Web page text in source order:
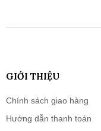
GIỚI THIỆU
Chính sách giao hàng
Hướng dẫn thanh toán